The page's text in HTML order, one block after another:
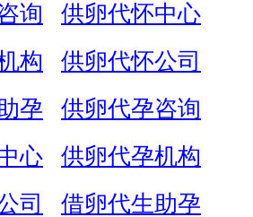
询
供卵代怀中心
构
供卵代怀公司
孕
供卵代孕咨询
心
供卵代孕机构
司
借卵代生助孕